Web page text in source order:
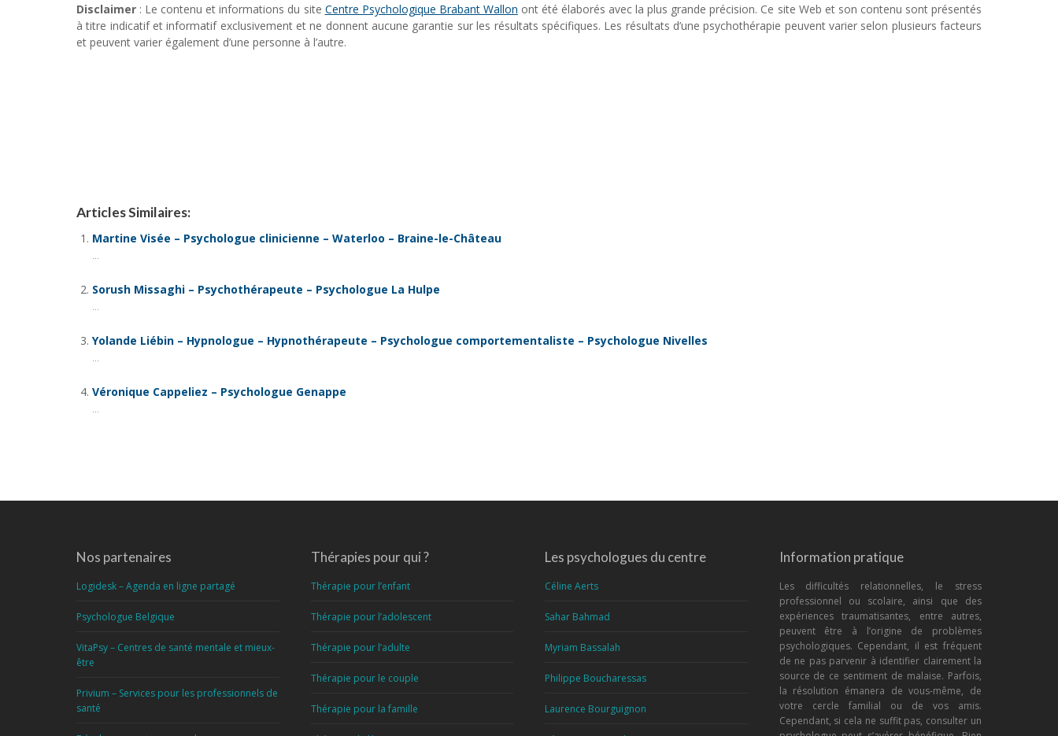
Disclaimer : Le contenu et informations du site Centre Psychologique Brabant Wallon ont été élaborés avec la plus grande précision. Ce site Web et son contenu sont présentés
à titre indicatif et informatif exclusivement et ne donnent aucune garantie sur les résultats spécifiques. Les résultats d’une psychothérapie peuvent varier selon plusieurs facteurs
et peuvent varier également d’une personne à l’autre.
Articles Similaires:
Martine Visée – Psychologue clinicienne – Waterloo – Braine-le-Château
Sorush Missaghi – Psychothérapeute – Psychologue La Hulpe
Yolande Liébin – Hypnologue – Hypnothérapeute – Psychologue comportementaliste – Psychologue Nivelles
Véronique Cappeliez – Psychologue Genappe
Nos partenaires
Logidesk – Agenda en ligne partagé
Psychologue Belgique
VitaPsy – Centres de santé mentale et mieux-
être
Privium – Services pour les professionnels de
santé
Thérapies pour qui ?
Thérapie pour l’enfant
Thérapie pour l’adolescent
Thérapie pour l’adulte
Thérapie pour le couple
Thérapie pour la famille
Les psychologues du centre
Céline Aerts
Sahar Bahmad
Myriam Bassalah
Philippe Boucharessas
Laurence Bourguignon
Information pratique
Les difficultés relationnelles, le stress
professionnel ou scolaire, ainsi que des
expériences traumatisantes, entre autres,
peuvent être à l’origine de problèmes
psychologiques. Cependant, il est fréquent
de ne pas parvenir à identifier clairement la
source de ce sentiment de malaise. Parfois,
la résolution émanera de vous-même, de
votre cercle familial ou de vos amis.
Cependant, si cela ne suffit pas, consulter un